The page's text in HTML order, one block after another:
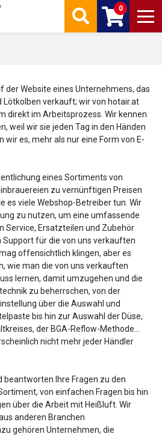
0
der Website eines Unternehmens, das
verkauft; wir von hotair.at
direkt im Arbeitsprozess. Wir kennen
weil wir sie jeden Tag in den Händen
wir es, mehr als nur eine Form von E-
eines Sortiments von
zu vernünftigen Preisen
es viele Webshop-Betreiber tun. Wir
zu nutzen, um eine umfassende
Service, Ersatzteilen und Zubehör
für die von uns verkauften
offensichtlich klingen, aber es
wie man die von uns verkauften
lernen, damit umzugehen und die
zu beherrschen, von der
über die Auswahl und
bis hin zur Auswahl der Düse,
der BGA-Reflow-Methode...
nicht mehr jeder Händler
beantworten Ihre Fragen zu den
von einfachen Fragen bis hin
über die Arbeit mit Heißluft. Wir
anderen Branchen
gehören Unternehmen, die